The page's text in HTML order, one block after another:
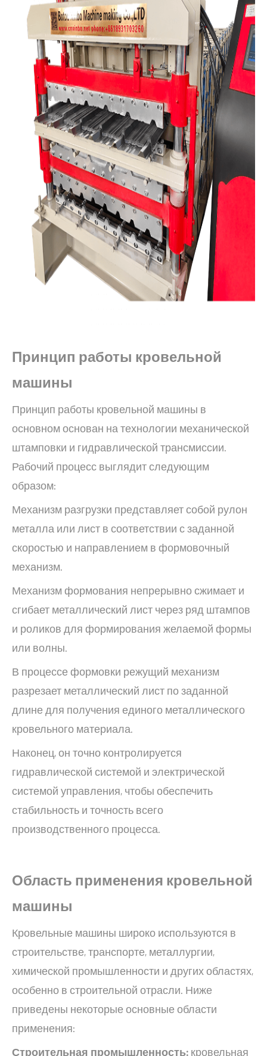
Принцип работы кровельной
машины
Принцип работы кровельной машины в
основном основан на технологии механической
штамповки и гидравлической трансмиссии.
Рабочий процесс выглядит следующим
образом:
Механизм разгрузки представляет собой рулон
металла или лист в соответствии с заданной
скоростью и направлением в формовочный
механизм.
Механизм формования непрерывно сжимает и
сгибает металлический лист через ряд штампов
и роликов для формирования желаемой формы
или волны.
В процессе формовки режущий механизм
разрезает металлический лист по заданной
длине для получения единого металлического
кровельного материала.
Наконец, он точно контролируется
гидравлической системой и электрической
системой управления, чтобы обеспечить
стабильность и точность всего
производственного процесса.
Область применения кровельной
машины
Кровельные машины широко используются в
строительстве, транспорте, металлургии,
химической промышленности и других областях,
особенно в строительной отрасли. Ниже
приведены некоторые основные области
применения:
Строительная промышленность: кровельная